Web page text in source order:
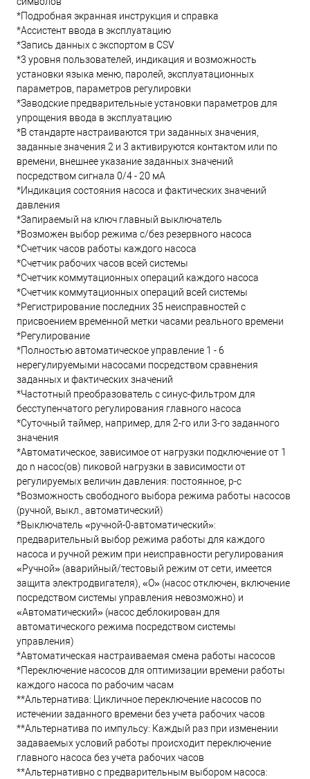
*Подробная экранная инструкция и справка
*Ассистент ввода в эксплуатацию
*Запись данных с экспортом в CSV
*3 уровня пользователей, индикация и возможность
установки языка меню, паролей, эксплуатационных
параметров, параметров регулировки
*Заводские предварительные установки параметров для
упрощения ввода в эксплуатацию
*В стандарте настраиваются три заданных значения,
заданные значения 2 и 3 активируются контактом или по
времени, внешнее указание заданных значений
посредством сигнала 0/4 - 20 мА
*Индикация состояния насоса и фактических значений
давления
*Запираемый на ключ главный выключатель
*Возможен выбор режима с/без резервного насоса
*Счетчик часов работы каждого насоса
*Счетчик рабочих часов всей системы
*Счетчик коммутационных операций каждого насоса
*Счетчик коммутационных операций всей системы
*Регистрирование последних 35 неисправностей с
присвоением временной метки часами реального времени
*Регулирование
*Полностью автоматическое управление 1 - 6
нерегулируемыми насосами посредством сравнения
заданных и фактических значений
*Частотный преобразователь с синус-фильтром для
бесступенчатого регулирования главного насоса
*Суточный таймер, например, для 2-го или 3-го заданного
значения
*Автоматическое, зависимое от нагрузки подключение от 1
до n насос(ов) пиковой нагрузки в зависимости от
регулируемых величин давления: постоянное, p-c
*Возможность свободного выбора режима работы насосов
(ручной, выкл., автоматический)
*Выключатель «ручной-0-автоматический»:
предварительный выбор режима работы для каждого
насоса и ручной режим при неисправности регулирования
«Ручной» (аварийный/тестовый режим от сети, имеется
защита электродвигателя), «O» (насос отключен, включение
посредством системы управления невозможно) и
«Автоматический» (насос деблокирован для
автоматического режима посредством системы
управления)
*Автоматическая настраиваемая смена работы насосов
*Переключение насосов для оптимизации времени работы
каждого насоса по рабочим часам
**Альтернатива: Цикличное переключение насосов по
истечении заданного времени без учета рабочих часов
**Альтернатива по импульсу: Каждый раз при изменении
задаваемых условий работы происходит переключение
главного насоса без учета рабочих часов
**Альтернативно с предварительным выбором насоса: